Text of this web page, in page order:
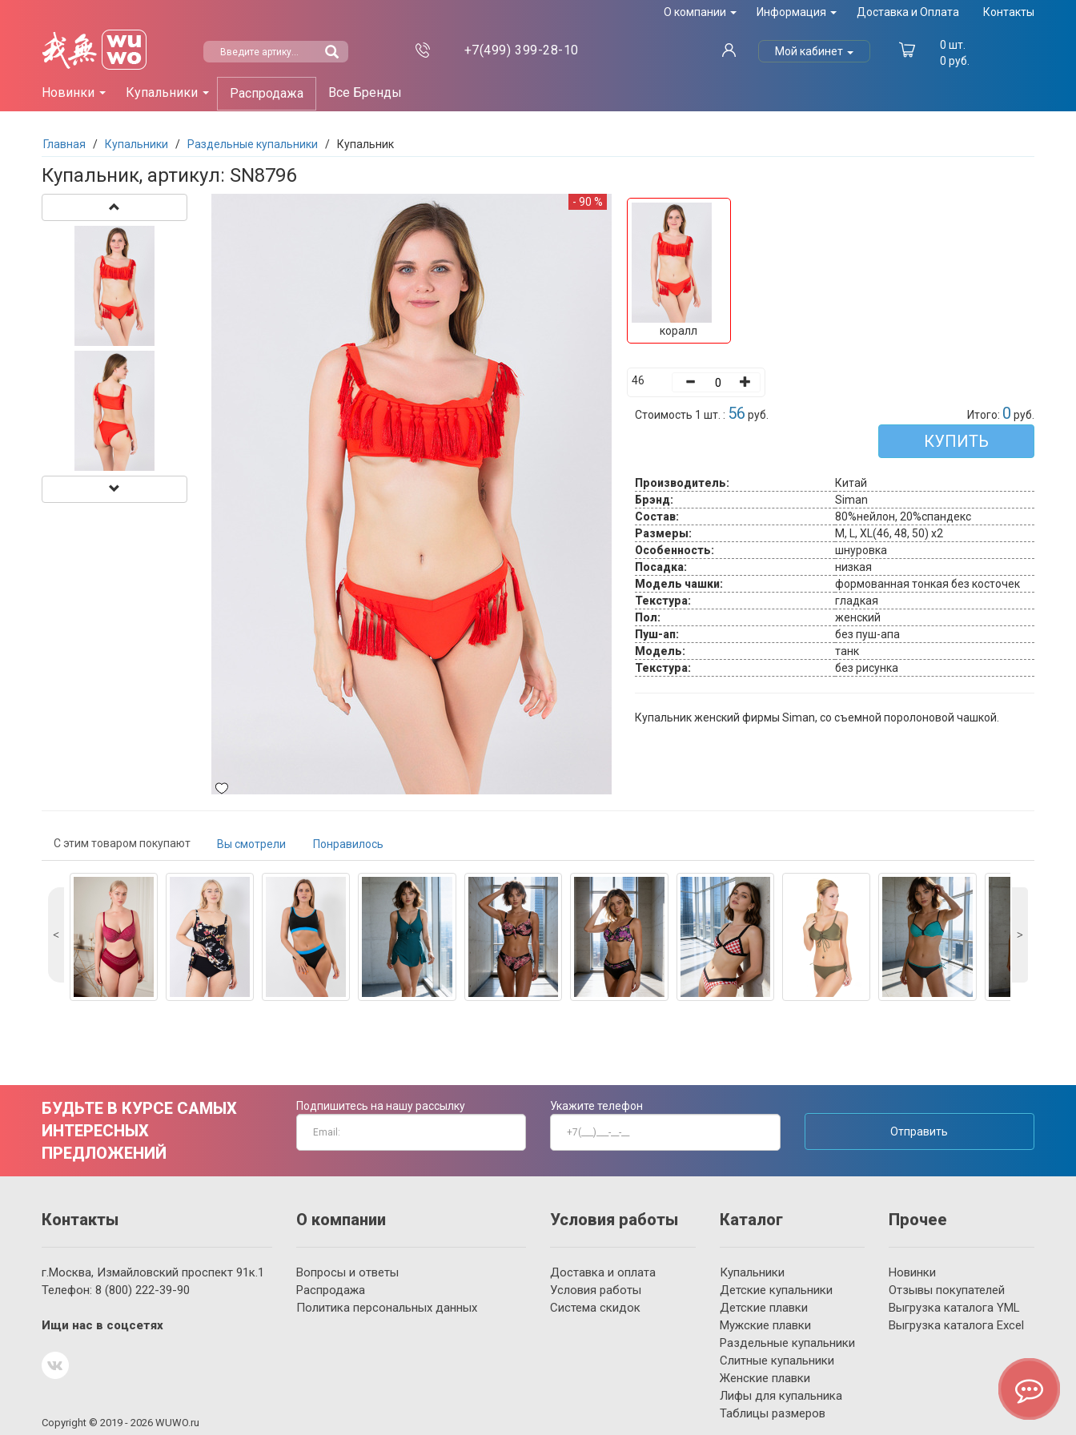
О компании Информация Доставка и Оплата Контакты
+7(499) 399-28-10 Мой кабинет
0 шт.
0 руб.
Новинки Купальники Распродажа Все Бренды
Главная / Купальники / Раздельные купальники / Купальник
Купальник, артикул: SN8796
- 90 %
коралл
46
Стоимость 1 шт. : 56 руб. Итого: 0 руб.
КУПИТЬ
Производитель:
Китай
Брэнд:
Siman
Состав:
80%нейлон, 20%спандекс
Размеры:
M, L, XL(46, 48, 50) x2
Особенность:
шнуровка
Посадка:
низкая
Модель чашки:
формованная тонкая без косточек
Текстура:
гладкая
Пол:
женский
Пуш-ап:
без пуш-апа
Модель:
танк
Текстура:
без рисунка
Купальник женский фирмы Siman, со съемной поролоновой чашкой.
С этим товаром покупают Вы смотрели Понравилось
˂ ˃
БУДЬТЕ В КУРСЕ САМЫХ
ИНТЕРЕСНЫХ
ПРЕДЛОЖЕНИЙ
Подпишитесь на нашу рассылку
Укажите телефон
Отправить
Контакты
г.Москва, Измайловский проспект 91к.1
Телефон: 8 (800) 222-39-90
Ищи нас в соцсетях
Copyright © 2019 - 2026 WUWO.ru
О компании
Вопросы и ответы
Распродажа
Политика персональных данных
Условия работы
Доставка и оплата
Условия работы
Система скидок
Каталог
Купальники
Детские купальники
Детские плавки
Мужские плавки
Раздельные купальники
Слитные купальники
Женские плавки
Лифы для купальника
Таблицы размеров
Прочее
Новинки
Отзывы покупателей
Выгрузка каталога YML
Выгрузка каталога Excel